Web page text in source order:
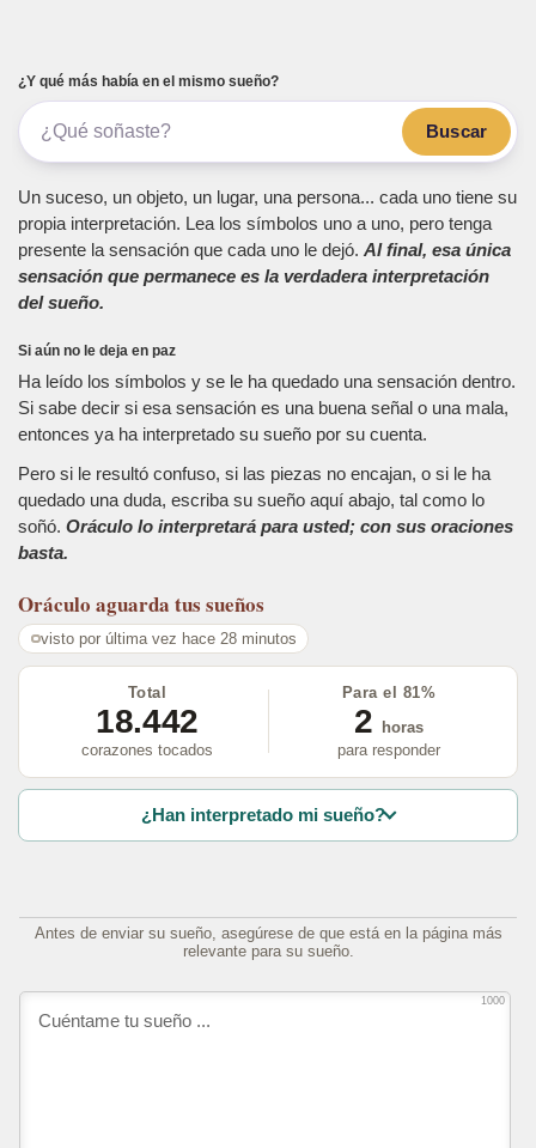
¿Y qué más había en el mismo sueño?
Buscar
Un suceso, un objeto, un lugar, una persona... cada uno tiene su
propia interpretación. Lea los símbolos uno a uno, pero tenga
presente la sensación que cada uno le dejó. Al final, esa única
sensación que permanece es la verdadera interpretación
del sueño.
Si aún no le deja en paz
Ha leído los símbolos y se le ha quedado una sensación dentro.
Si sabe decir si esa sensación es una buena señal o una mala,
entonces ya ha interpretado su sueño por su cuenta.
Pero si le resultó confuso, si las piezas no encajan, o si le ha
quedado una duda, escriba su sueño aquí abajo, tal como lo
soñó. Oráculo lo interpretará para usted; con sus oraciones
basta.
Oráculo aguarda tus sueños
visto por última vez hace 28 minutos
Total
18.442
corazones tocados
Para el 81%
2 horas
para responder
¿Han interpretado mi sueño?
Antes de enviar su sueño, asegúrese de que está en la página más
relevante para su sueño.
1000